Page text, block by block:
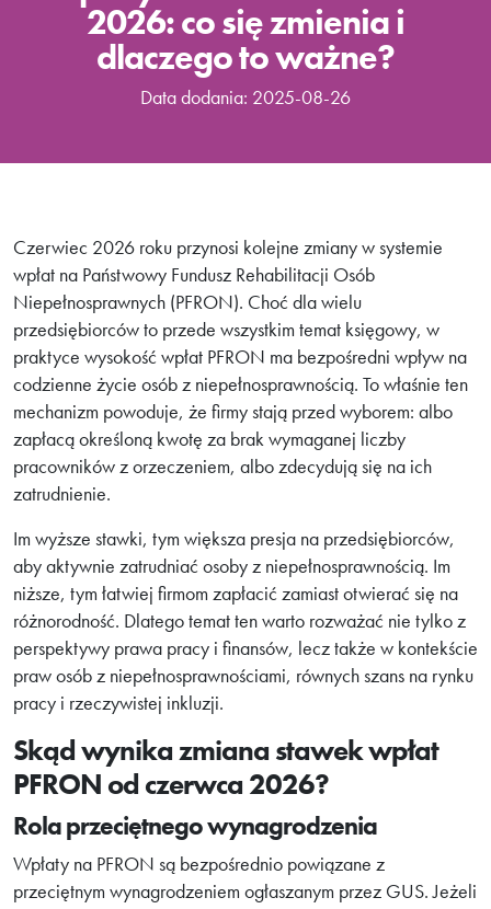
2026: co się zmienia i
dlaczego to ważne?
Data dodania: 2025-08-26
Czerwiec 2026 roku przynosi kolejne zmiany w systemie
wpłat na Państwowy Fundusz Rehabilitacji Osób
Niepełnosprawnych (PFRON). Choć dla wielu
przedsiębiorców to przede wszystkim temat księgowy, w
praktyce wysokość wpłat PFRON ma bezpośredni wpływ na
codzienne życie osób z niepełnosprawnością. To właśnie ten
mechanizm powoduje, że firmy stają przed wyborem: albo
zapłacą określoną kwotę za brak wymaganej liczby
pracowników z orzeczeniem, albo zdecydują się na ich
zatrudnienie.
Im wyższe stawki, tym większa presja na przedsiębiorców,
aby aktywnie zatrudniać osoby z niepełnosprawnością. Im
niższe, tym łatwiej firmom zapłacić zamiast otwierać się na
różnorodność. Dlatego temat ten warto rozważać nie tylko z
perspektywy prawa pracy i finansów, lecz także w kontekście
praw osób z niepełnosprawnościami, równych szans na rynku
pracy i rzeczywistej inkluzji.
Skąd wynika zmiana stawek wpłat
PFRON od czerwca 2026?
Rola przeciętnego wynagrodzenia
Wpłaty na PFRON są bezpośrednio powiązane z
przeciętnym wynagrodzeniem ogłaszanym przez GUS. Jeżeli